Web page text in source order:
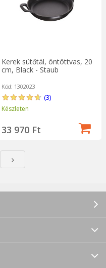
Kerek sütőtál, öntöttvas, 20
cm, Black - Staub
Kód: 1302023
(3)
Készleten
33 970 Ft